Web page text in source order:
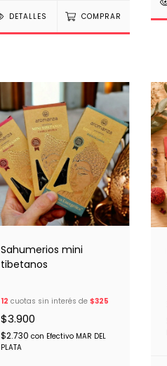
DETALLES COMPRAR
Sahumerios mini
tibetanos
12 cuotas sin interés de $325
$3.900
$2.730 con Efectivo MAR DEL
PLATA